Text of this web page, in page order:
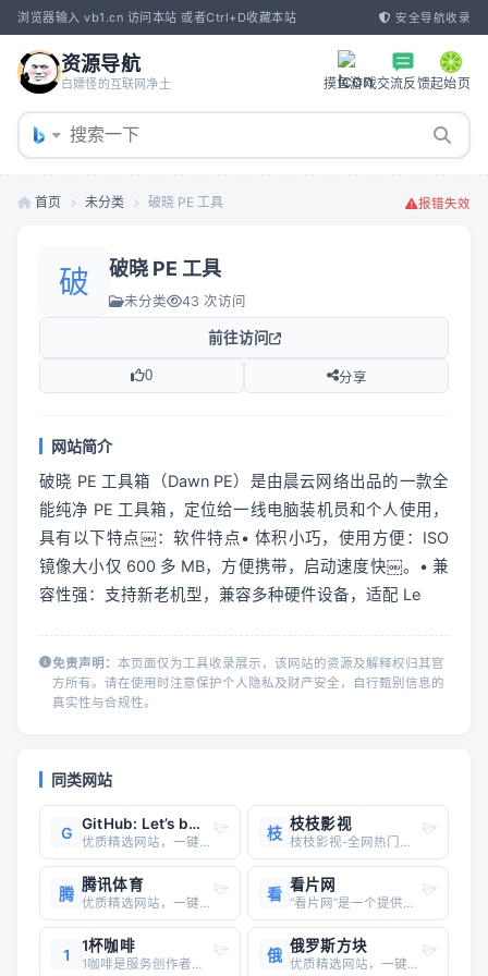
浏览器输入 vb1.cn 访问本站 或者Ctrl+D收藏本站 安全导航收录
资源导航
白嫖怪的互联网净土 摸鱼游戏交流反馈起始页
首页 未分类 破晓 PE 工具 报错失效
破 破晓 PE 工具
未分类 43 次访问
前往访问
0 分享
网站简介
破晓 PE 工具箱（Dawn PE）是由晨云网络出品的一款全
能纯净 PE 工具箱，定位给一线电脑装机员和个人使用，
具有以下特点​￼​：软件特点• 体积小巧，使用方便：ISO
镜像大小仅 600 多 MB，方便携带，启动速度快​￼​。• 兼
容性强：支持新老机型，兼容多种硬件设备，适配 Le
免责声明： 本页面仅为工具收录展示，该网站的资源及解释权归其官
方所有。请在使用时注意保护个人隐私及财产安全，自行甄别信息的
真实性与合规性。
同类网站
G GitHub: Let’s build from here · GitHub
优质精选网站，一键直达
枝 枝枝影视
枝枝影视-全网热门影视实时更新！无广告极速加载《热播电视剧》《院线电影》《爆款短剧》在线观看，高清画质支持手机/电脑/平板多端流畅播放，每日同步更新VIP剧集，无需登录即享沉浸式追剧体验！
腾 腾讯体育
优质精选网站，一键直达
看 看片网
“看片网”是一个提供在线影视资源的平台，主要功能包括免费观看、下载高清视频资源等。以下是对“看片网”的详细分析：1. **资源丰富性**看片网涵盖了多种类型的影视资源，包括电影、电视剧、动漫、综艺、日剧、韩剧、美剧等高清内容。这些资源每日更新，满足用户对最新院线大片和热门电视剧的需求。此
1 1杯咖啡
1咖啡是服务创作者经济的网站，让所有创作者都能拥有自己的网站。在这个网站上，可以让粉丝打赏咖啡。1咖啡官网网址：https://1kafei.com/1咖啡（https://1kafei.com ）是一个服务创作者经济的网站，旨在让所有创作者都能拥有自己的网站，并通过粉丝打赏咖啡来支
俄 俄罗斯方块
优质精选网站，一键直达